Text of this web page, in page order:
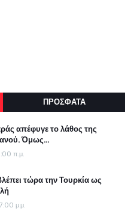
ΠΡΟΣΦΑΤΑ
απέφυγε το λάθος της
Όμως...
π.μ.
τώρα την Τουρκία ως
μ.μ.